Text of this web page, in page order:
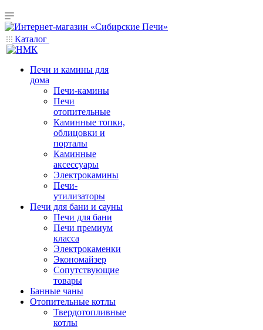
Каталог
Печи и камины для
дома
Печи-камины
Печи
отопительные
Каминные топки,
облицовки и
порталы
Каминные
аксессуары
Электрокамины
Печи-
утилизаторы
Печи для бани и сауны
Печи для бани
Печи премиум
класса
Электрокаменки
Экономайзер
Сопутствующие
товары
Банные чаны
Отопительные котлы
Твердотопливные
котлы